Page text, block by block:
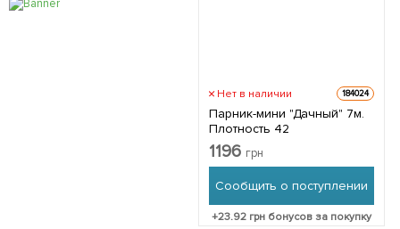
Нет в наличии 184024
Парник-мини "Дачный" 7м.
Плотность 42
1196 грн
Сообщить о поступлении
+23.92 грн бонусов за покупку